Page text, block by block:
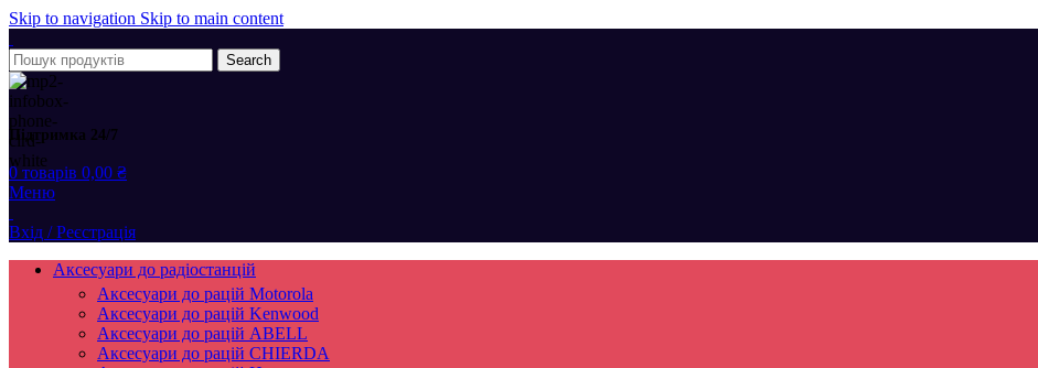
Skip to navigation Skip to main content
Search
Підтримка 24/7
0 товарів 0,00 ₴
Меню
Вхід / Реєстрація
Аксесуари до радіостанцій
Аксесуари до рацій Motorola
Аксесуари до рацій Kenwood
Аксесуари до рацій ABELL
Аксесуари до рацій CHIERDA